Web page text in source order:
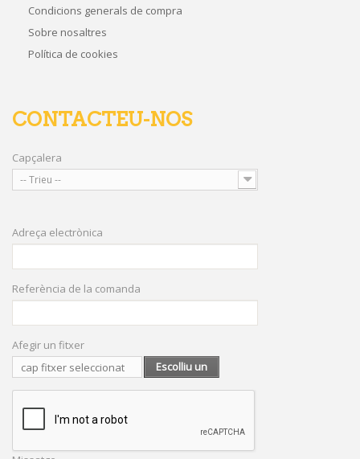
Condicions generals de compra
Sobre nosaltres
Política de cookies
CONTACTEU-NOS
Capçalera
-- Trieu --
Adreça electrònica
Referència de la comanda
Afegir un fitxer
cap fitxer seleccionat
Escolliu un
fitxer